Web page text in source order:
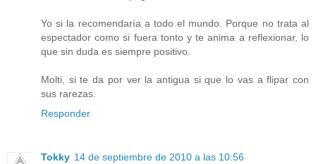
Yo si la recomendaría a todo el mundo. Porque no trata al
espectador como si fuera tonto y te anima a reflexionar, lo
que sin duda es siempre positivo.
Molti, si te da por ver la antigua si que lo vas a flipar con
sus rarezas.
Responder
Tokky 14 de septiembre de 2010 a las 10:56